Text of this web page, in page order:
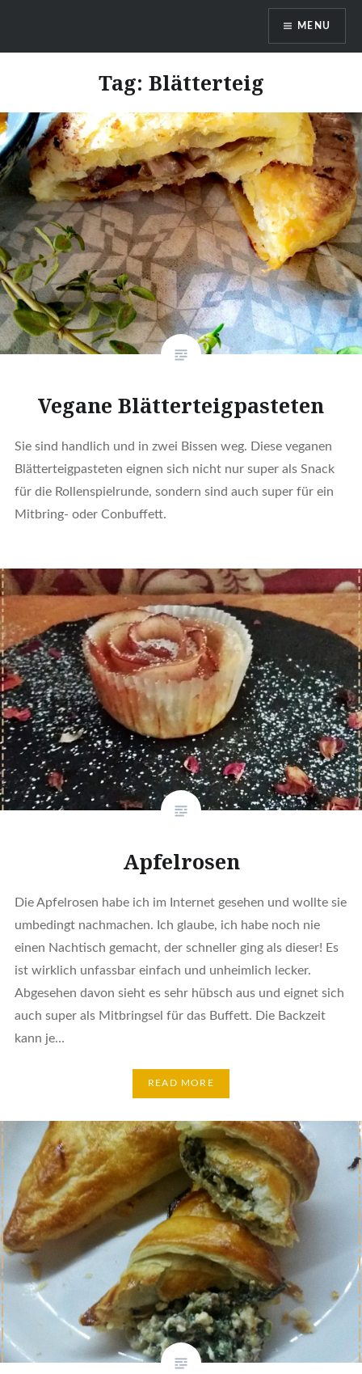
DragonDanielas Hobbyblog
MENU
Tag: Blätterteig
Vegane Blätterteigpasteten
Sie sind handlich und in zwei Bissen weg. Diese veganen
Blätterteigpasteten eignen sich nicht nur super als Snack
für die Rollenspielrunde, sondern sind auch super für ein
Mitbring- oder Conbuffett.
Apfelrosen
Die Apfelrosen habe ich im Internet gesehen und wollte sie
umbedingt nachmachen. Ich glaube, ich habe noch nie
einen Nachtisch gemacht, der schneller ging als dieser! Es
ist wirklich unfassbar einfach und unheimlich lecker.
Abgesehen davon sieht es sehr hübsch aus und eignet sich
auch super als Mitbringsel für das Buffett. Die Backzeit
kann je…
READ MORE